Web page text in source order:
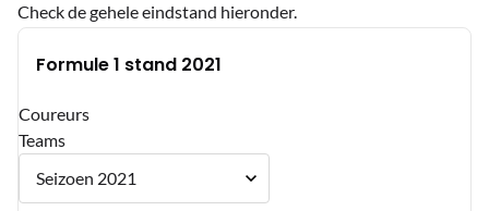
Check de gehele eindstand hieronder.
Formule 1 stand 2021
Coureurs
Teams